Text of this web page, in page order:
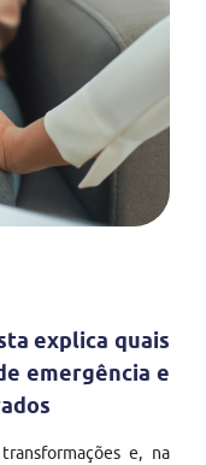
explica quais
emergência e
e, na